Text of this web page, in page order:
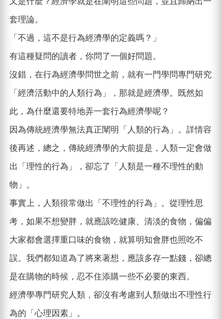
套理論。
「不過，這不是行為經濟學的定義嗎？」
有這種疑問的讀者，你問了一個好問題。
沒錯，在行為經濟學問世之前，就有一門學問專門研究
「經濟活動中的人類行為」，那就是經濟學。既然如
此，為什麼還要特地弄一套行為經濟學呢？
因為傳統經濟學無法真正闡明「人類的行為」。詳情容
後再述，總之，傳統經濟學的大前提是，人類一定會做
出「理性的行為」，卻忘了「人類是一種不理性的動
物」。
事實上，人類很常做出「不理性的行為」。從理性思
考，如果不想變胖，就應該吃健康、清淡的食物，偏偏
大家都會選擇重口味的食物，就算明知會胖也照吃不
誤。我們都知道為了將來著想，應該多存一點錢，卻總
是在購物的時候，忍不住添購一些不必要的東西。
經濟學專門研究人類，卻沒有考慮到人類做出不理性行
為的「心理因素」。